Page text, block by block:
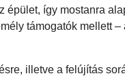
így mostanra
támogatók mellett
illetve a felújítás